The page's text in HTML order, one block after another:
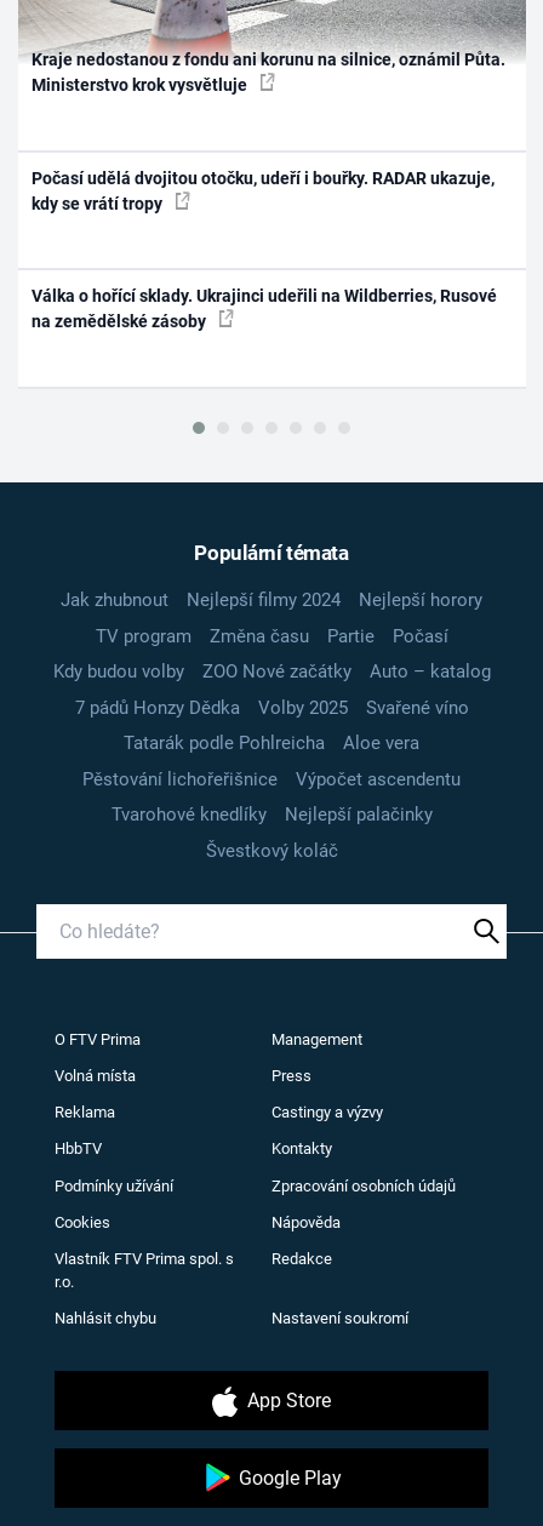
Kraje nedostanou z fondu ani korunu na silnice, oznámil Půta.
Ministerstvo krok vysvětluje
Počasí udělá dvojitou otočku, udeří i bouřky. RADAR ukazuje,
kdy se vrátí tropy
Válka o hořící sklady. Ukrajinci udeřili na Wildberries, Rusové
na zemědělské zásoby
Populární témata
Jak zhubnout Nejlepší filmy 2024
Nejlepší horory
TV program
Změna času Partie
Počasí
Kdy budou volby
ZOO Nové začátky
Auto – katalog
7 pádů Honzy Dědka
Volby 2025
Svařené víno
Tatarák podle Pohlreicha
Aloe vera
Pěstování lichořeřišnice
Výpočet ascendentu
Tvarohové knedlíky
Nejlepší palačinky
Švestkový koláč
O FTV Prima Management
Volná místa Press
Reklama Castingy a výzvy
HbbTV Kontakty
Podmínky užívání Zpracování osobních údajů
Cookies Nápověda
Vlastník FTV Prima spol. s
r.o.
Redakce
Nahlásit chybu Nastavení soukromí
App Store
Google Play